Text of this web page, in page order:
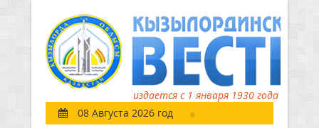
издается с 1 января 1930 года
08 Августа 2026 год